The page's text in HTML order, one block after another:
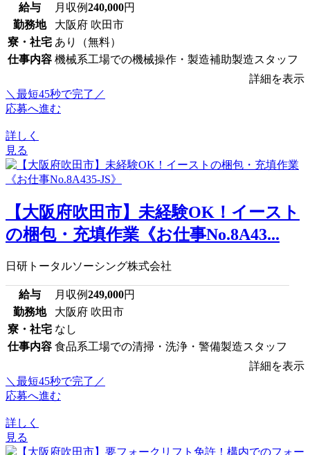
給与 月収例240,000円
勤務地
大阪府 吹田市
寮・社宅 あり（無料）
仕事内容 機械系工場での機械操作・製造補助製造スタッフ
詳細を表示
＼最短45秒で完了／
応募へ進む
詳しく
見る
【大阪府吹田市】未経験OK！イースト
の梱包・充填作業《お仕事No.8A43...
日研トータルソーシング株式会社
給与 月収例249,000円
勤務地
大阪府 吹田市
寮・社宅 なし
仕事内容 食品系工場での清掃・洗浄・警備製造スタッフ
詳細を表示
＼最短45秒で完了／
応募へ進む
詳しく
見る